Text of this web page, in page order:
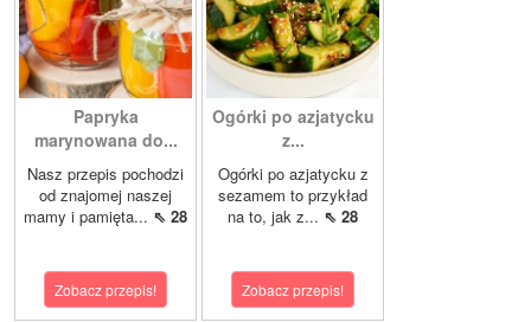
Papryka
marynowana do...
Nasz przepis pochodzi
od znajomej naszej
mamy i pamięta... ⇖ 28
Zobacz przepis!
Ogórki po azjatycku
z...
Ogórki po azjatycku z
sezamem to przykład
na to, jak z... ⇖ 28
Zobacz przepis!